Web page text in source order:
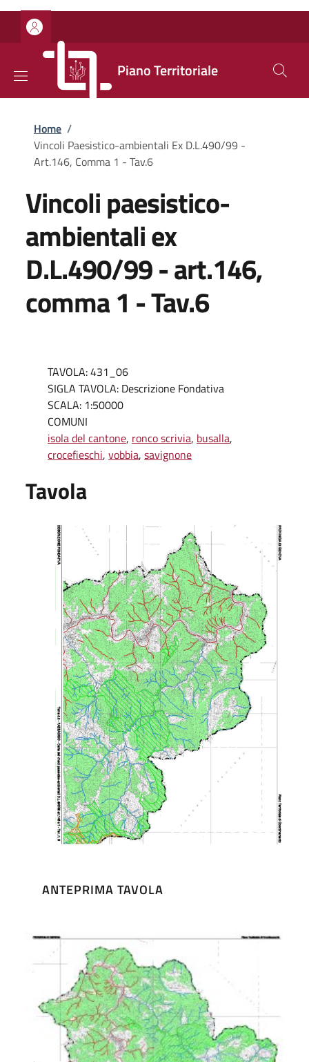
Salta al contenuto principale
Skip to footer content
Piano Territoriale
Briciole di pane
Home /
Vincoli Paesistico-ambientali Ex D.L.490/99 -
Art.146, Comma 1 - Tav.6
Vincoli paesistico-
ambientali ex
D.L.490/99 - art.146,
comma 1 - Tav.6
TAVOLA: 431_06
SIGLA TAVOLA: Descrizione Fondativa
SCALA: 1:50000
COMUNI
isola del cantone, ronco scrivia, busalla,
crocefieschi, vobbia, savignone
Tavola
ANTEPRIMA TAVOLA